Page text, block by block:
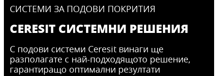
СИСТЕМИ ЗА ПОДОВИ ПОКРИТИЯ
CERESIT СИСТЕМНИ РЕШЕНИЯ
С подови системи Ceresit винаги ще
разполагате с най-подходящото решение,
гарантиращо оптимални резултати